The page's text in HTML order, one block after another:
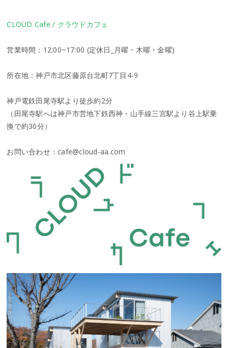
CLOUD Cafe / クラウドカフェ
営業時間：12:00~17:00 (定休日_月曜・木曜・金曜)
所在地：神戸市北区藤原台北町7丁目4-9
神戸電鉄田尾寺駅より徒歩約2分
（田尾寺駅へは神戸市営地下鉄西神・山手線三宮駅より谷上駅乗
換で約30分）
お問い合わせ​：​​​​​​cafe@cloud-aa.com